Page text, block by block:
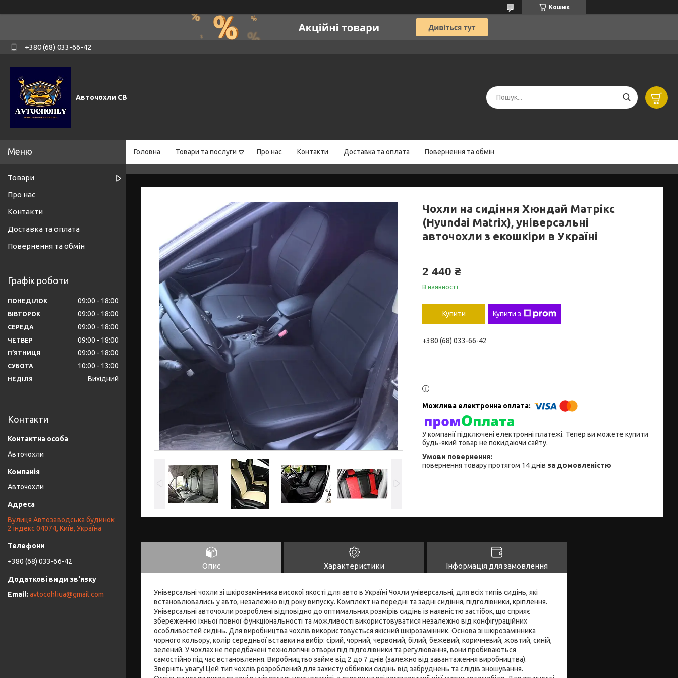
Кошик
+380 (68) 033-66-42
Авточохли СВ
Головна Товари та послуги Про нас Контакти Доставка та оплата Повернення та обмін
Чохли на сидіння Хюндай Матрікс
(Hyundai Matrix), універсальні
авточохли з екошкіри в Україні
2 440 ₴
В наявності
Купити Купити з
+380 (68) 033-66-42
У компанії підключені електронні платежі. Тепер ви можете купити
будь-який товар не покидаючи сайту.
повернення товару протягом 14 днів за домовленістю
Опис Характеристики Інформація для замовлення
Універсальні чохли зі шкірозамінника високої якості для авто в Україні Чохли універсальні, для всіх типів сидінь, які
встановлювались у авто, незалежно від року випуску. Комплект на передні та задні сидіння, підголівники, кріплення.
Універсальні авточохли розроблені відповідно до оптимальних розмірів сидінь із наявністю застібок, що сприяє
збереженню їхньої повної функціональності та можливості використовуватися незалежно від конфігураційних
особливостей сидінь. Для виробництва чохлів використовується якісний шкірозамінник. Основа зі шкірозамінника
чорного кольору, колір середньої вставки на вибір: сірий, чорний, червоний, білий, бежевий, коричневий, жовтий, синій,
зелений. У чохлах не передбачені технологічні отвори під підголівники та регулювання, вони пробиваються
самостійно під час встановлення. Виробництво займе від 2 до 7 днів (залежно від завантаження виробництва).
Зверніть увагу! Цей тип чохлів розроблений для захисту оббивки сидінь від забруднень та слідів зношування.
Товари
Про нас
Контакти
Доставка та оплата
Повернення та обмін
Графік роботи
ПОНЕДІЛОК 09:00 18:00
ВІВТОРОК 09:00 18:00
СЕРЕДА 09:00 18:00
ЧЕТВЕР 09:00 18:00
ПʼЯТНИЦЯ 09:00 18:00
СУБОТА 10:00 13:00
НЕДІЛЯ Вихідний
Контакти
Авточохли
Авточохли
Вулиця Автозаводська будинок
2 індекс 04074, Київ, Україна
+380 (68) 033-66-42
avtocohliua@gmail.com